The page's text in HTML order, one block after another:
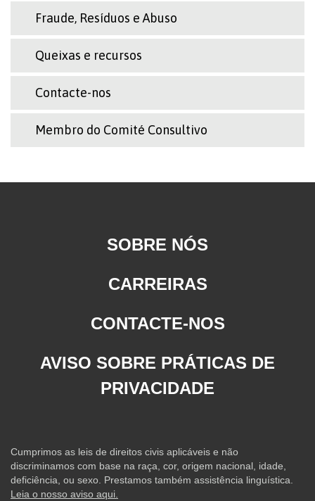
Fraude, Resíduos e Abuso
Queixas e recursos
Contacte-nos
Membro do Comité Consultivo
SOBRE NÓS
CARREIRAS
CONTACTE-NOS
AVISO SOBRE PRÁTICAS DE
PRIVACIDADE
Cumprimos as leis de direitos civis aplicáveis e não
discriminamos com base na raça, cor, origem nacional, idade,
deficiência, ou sexo. Prestamos também assistência linguística.
Leia o nosso aviso aqui.